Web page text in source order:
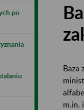
po
Baza
m.in.